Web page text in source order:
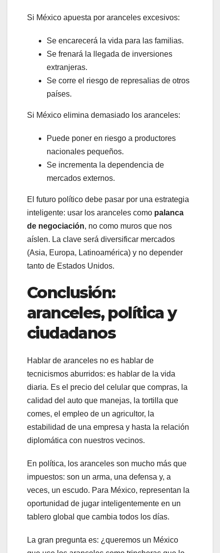
Si México apuesta por aranceles excesivos:
Se encarecerá la vida para las familias.
Se frenará la llegada de inversiones
extranjeras.
Se corre el riesgo de represalias de otros
países.
Si México elimina demasiado los aranceles:
Puede poner en riesgo a productores
nacionales pequeños.
Se incrementa la dependencia de
mercados externos.
El futuro político debe pasar por una estrategia
inteligente: usar los aranceles como palanca
de negociación, no como muros que nos
aíslen. La clave será diversificar mercados
(Asia, Europa, Latinoamérica) y no depender
tanto de Estados Unidos.
Conclusión:
aranceles, política y
ciudadanos
Hablar de aranceles no es hablar de
tecnicismos aburridos: es hablar de la vida
diaria. Es el precio del celular que compras, la
calidad del auto que manejas, la tortilla que
comes, el empleo de un agricultor, la
estabilidad de una empresa y hasta la relación
diplomática con nuestros vecinos.
En política, los aranceles son mucho más que
impuestos: son un arma, una defensa y, a
veces, un escudo. Para México, representan la
oportunidad de jugar inteligentemente en un
tablero global que cambia todos los días.
La gran pregunta es: ¿queremos un México